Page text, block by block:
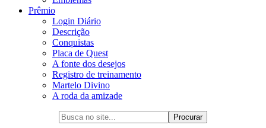
Prêmio
Login Diário
Descrição
Conquistas
Placa de Quest
A fonte dos desejos
Registro de treinamento
Martelo Divino
A roda da amizade